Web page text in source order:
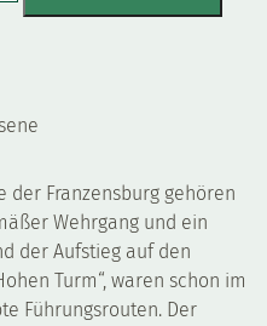
Franzensburg gehören
Wehrgang und ein
der Aufstieg auf den
Turm“, waren schon im
Führungsrouten. Der